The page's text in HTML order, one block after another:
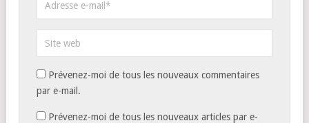
Prévenez-moi de tous les nouveaux commentaires
par e-mail.
Prévenez-moi de tous les nouveaux articles par e-